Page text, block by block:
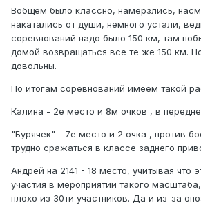
Вобщем было классно, намерзлись,
накатались от души, немного устали,
соревнований надо было 150 км, там
домой возвращаться все те же 150 км.
довольны.
По итогам соревнований имеем такой
Калина - 2е место и 8м очков , в
"Бурячек" - 7е место и 2 очка , против
трудно сражаться в классе заднего
Андрей на 2141 - 18 место, учитывая что
участия в мероприятии такого
плохо из 30ти участников. Да и из-за